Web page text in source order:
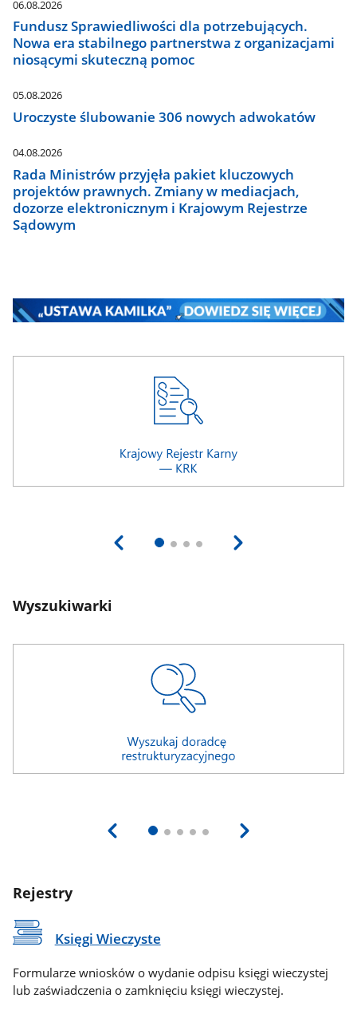
06.08.2026
Fundusz Sprawiedliwości dla potrzebujących.
Nowa era stabilnego partnerstwa z organizacjami
niosącymi skuteczną pomoc
05.08.2026
Uroczyste ślubowanie 306 nowych adwokatów
04.08.2026
Rada Ministrów przyjęła pakiet kluczowych
projektów prawnych. Zmiany w mediacjach,
dozorze elektronicznym i Krajowym Rejestrze
Sądowym
Wyszukiwarki
Rejestry
Księgi Wieczyste
Formularze wniosków o wydanie odpisu księgi wieczystej
lub zaświadczenia o zamknięciu księgi wieczystej.